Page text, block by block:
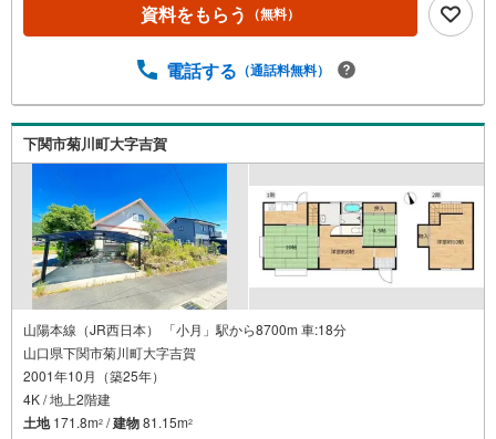
資料をもらう （無料）
電話する （通話料無料）
下関市菊川町大字吉賀
山陽本線（JR西日本） 「小月」駅から8700m 車:18分
山口県下関市菊川町大字吉賀
2001年10月（築25年）
4K / 地上2階建
土地171.8m2 /建物81.15m2